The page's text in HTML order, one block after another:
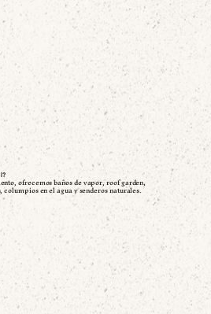
ofrecemos baños de vapor, roof garden,
en el agua y senderos naturales.